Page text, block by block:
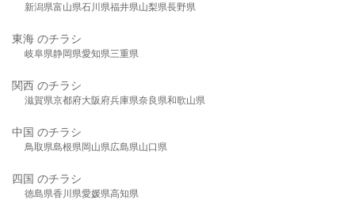
新潟県富山県石川県福井県山梨県長野県
東海 のチラシ
岐阜県静岡県愛知県三重県
関西 のチラシ
滋賀県京都府大阪府兵庫県奈良県和歌山県
中国 のチラシ
鳥取県島根県岡山県広島県山口県
四国 のチラシ
徳島県香川県愛媛県高知県